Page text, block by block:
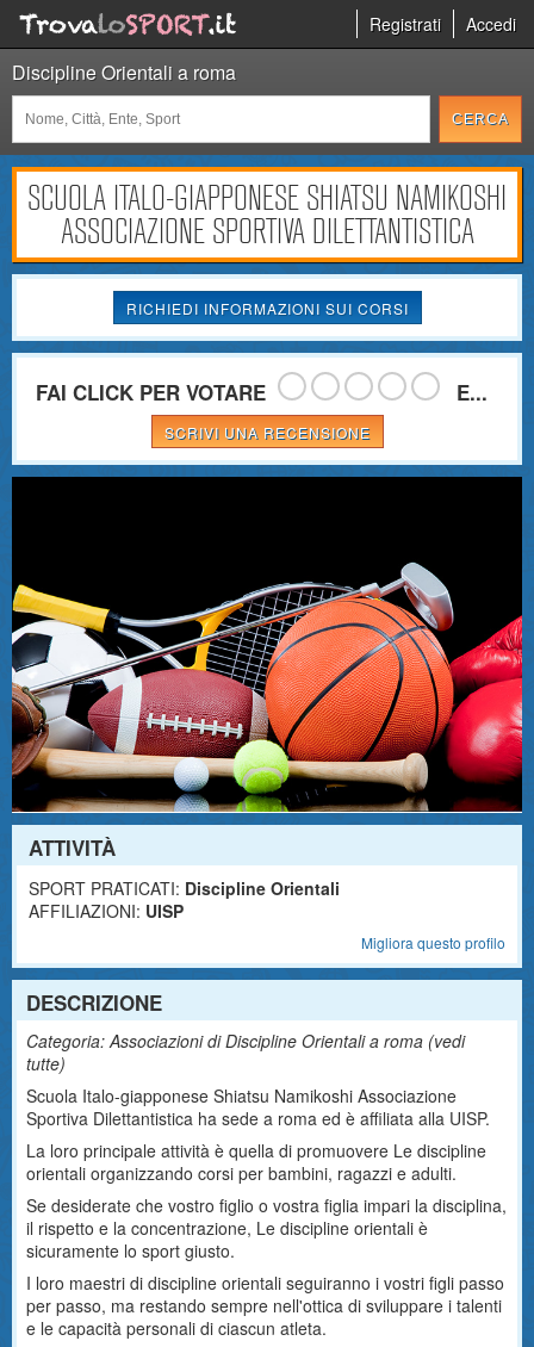
Registrati Accedi
Discipline Orientali a roma
SCUOLA ITALO-GIAPPONESE SHIATSU NAMIKOSHI
ASSOCIAZIONE SPORTIVA DILETTANTISTICA
RICHIEDI INFORMAZIONI SUI CORSI
FAI CLICK PER VOTARE E...
SCRIVI UNA RECENSIONE
ATTIVITÀ
SPORT PRATICATI: Discipline Orientali
AFFILIAZIONI: UISP
Migliora questo profilo
DESCRIZIONE
Categoria: Associazioni di Discipline Orientali a roma (vedi
tutte)
Scuola Italo-giapponese Shiatsu Namikoshi Associazione
Sportiva Dilettantistica ha sede a roma ed è affiliata alla UISP.
La loro principale attività è quella di promuovere Le discipline
orientali organizzando corsi per bambini, ragazzi e adulti.
Se desiderate che vostro figlio o vostra figlia impari la disciplina,
il rispetto e la concentrazione, Le discipline orientali è
sicuramente lo sport giusto.
I loro maestri di discipline orientali seguiranno i vostri figli passo
per passo, ma restando sempre nell'ottica di sviluppare i talenti
e le capacità personali di ciascun atleta.